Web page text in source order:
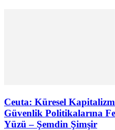
Ceuta: Küresel
Güvenlik Politikalarına
Yüzü – Şemdin Şimşir